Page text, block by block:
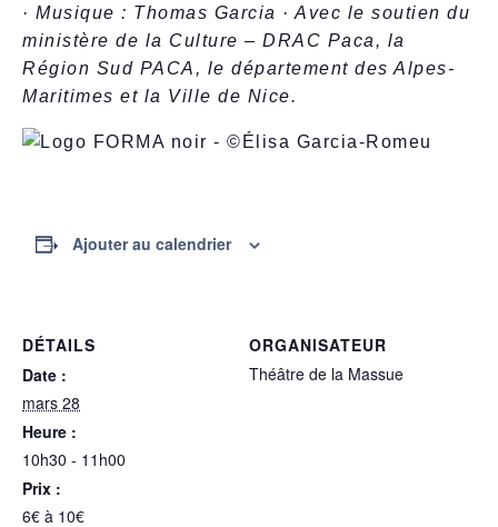
· Musique : Thomas Garcia · Avec le soutien du
ministère de la Culture – DRAC Paca, la
Région Sud PACA, le département des Alpes-
Maritimes et la Ville de Nice.
Ajouter au calendrier
DÉTAILS
Date :
mars 28
Heure :
10h30 - 11h00
Prix :
6€ à 10€
ORGANISATEUR
Théâtre de la Massue